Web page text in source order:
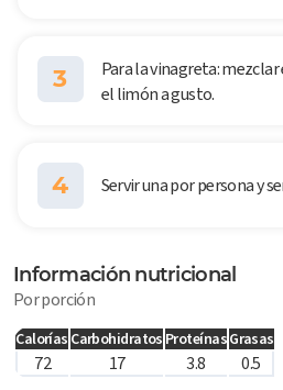
3
Para la vinagreta: mezclar
el limón a gusto.
4 Servir una por persona y
Información nutricional
Por porción
Calorías Carbohidratos ProteínasGrasas
72 17 3.8 0.5